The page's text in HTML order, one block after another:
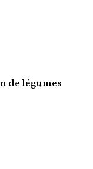
de légumes